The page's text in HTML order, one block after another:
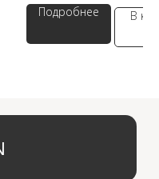
Подробнее В